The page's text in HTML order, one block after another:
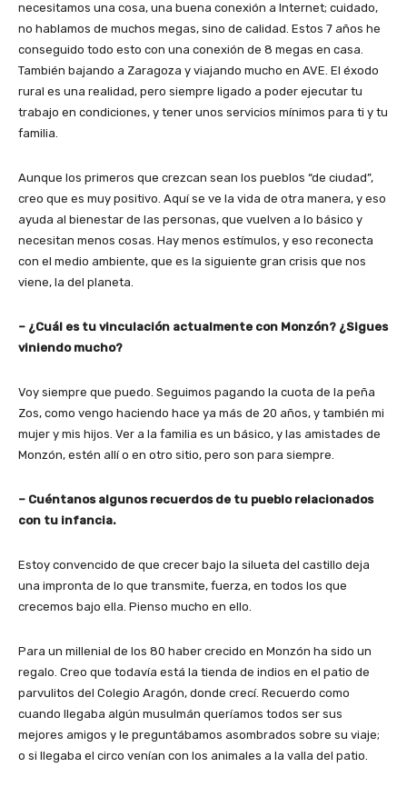
necesitamos una cosa, una buena conexión a Internet; cuidado,
no hablamos de muchos megas, sino de calidad. Estos 7 años he
conseguido todo esto con una conexión de 8 megas en casa.
También bajando a Zaragoza y viajando mucho en AVE. El éxodo
rural es una realidad, pero siempre ligado a poder ejecutar tu
trabajo en condiciones, y tener unos servicios mínimos para ti y tu
familia.
Aunque los primeros que crezcan sean los pueblos “de ciudad”,
creo que es muy positivo. Aquí se ve la vida de otra manera, y eso
ayuda al bienestar de las personas, que vuelven a lo básico y
necesitan menos cosas. Hay menos estímulos, y eso reconecta
con el medio ambiente, que es la siguiente gran crisis que nos
viene, la del planeta.
– ¿Cuál es tu vinculación actualmente con Monzón? ¿Sigues
viniendo mucho?
Voy siempre que puedo. Seguimos pagando la cuota de la peña
Zos, como vengo haciendo hace ya más de 20 años, y también mi
mujer y mis hijos. Ver a la familia es un básico, y las amistades de
Monzón, estén allí o en otro sitio, pero son para siempre.
– Cuéntanos algunos recuerdos de tu pueblo relacionados
con tu infancia.
Estoy convencido de que crecer bajo la silueta del castillo deja
una impronta de lo que transmite, fuerza, en todos los que
crecemos bajo ella. Pienso mucho en ello.
Para un millenial de los 80 haber crecido en Monzón ha sido un
regalo. Creo que todavía está la tienda de indios en el patio de
parvulitos del Colegio Aragón, donde crecí. Recuerdo como
cuando llegaba algún musulmán queríamos todos ser sus
mejores amigos y le preguntábamos asombrados sobre su viaje;
o si llegaba el circo venían con los animales a la valla del patio.